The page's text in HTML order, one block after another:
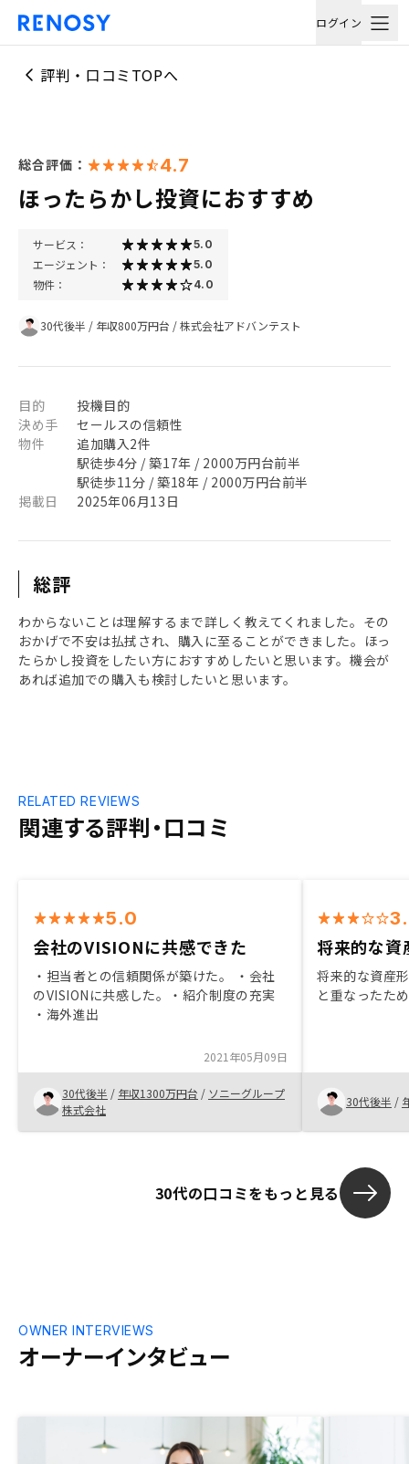
ログイン
評判・口コミTOPへ
総合評価： 4.7
ほったらかし投資におすすめ
サービス： 5.0
エージェント： 5.0
物件： 4.0
30代後半 / 年収800万円台 /株式会社アドバンテスト
目的
投機目的
決め手
セールスの信頼性
物件
追加購入2件
駅徒歩4分 / 築17年 / 2000万円台前半
駅徒歩11分 / 築18年 / 2000万円台前半
掲載日
2025年06月13日
総評
わからないことは理解するまで詳しく教えてくれました。その
おかげで不安は払拭され、購入に至ることができました。ほっ
たらかし投資をしたい方におすすめしたいと思います。機会が
あれば追加での購入も検討したいと思います。
関連する評判・口コミ
RELATED REVIEWS
5.0
会社のVISIONに共感できた
・担当者との信頼関係が築けた。 ・会社
のVISIONに共感した。・紹介制度の充実
・海外進出
2021年05月09日
30代後半 / 年収1300万円台 / ソニーグループ
株式会社
将来的な資
将来的な資産
と重なったため
30代後半 /
30代の口コミをもっと見る
オーナーインタビュー
OWNER INTERVIEWS